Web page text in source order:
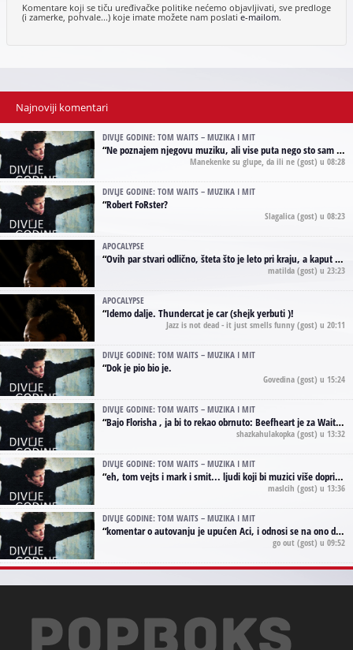
Komentare koji se tiču uređivačke politike nećemo objavljivati, sve predloge
(i zamerke, pohvale...) koje imate možete nam poslatie-mailom.
Najnoviji komentari
DIVLJE GODINE: TOM WAITS – MUZIKA I MIT
“Ne poznajem njegovu muziku, ali vise puta nego sto sam to zazeleo gledao sam njegove umjetnicke slike na raznim stranama interneta. Te stoga zakljucujem da je Tom Waits Lady Gaga muzike namrstenih, ma
Manekenke su glupe, da ili ne (gost) u 08:28
DIVLJE GODINE: TOM WAITS – MUZIKA I MIT
“Robert FoRster?
Slagalica (gost) u 08:23
APOCALYPSE
“Ovih par stvari odlično, šteta što je leto pri kraju, a kaput koji te vervoatno podseća na pirotski ćilim je iz tradicije Navaho indijanaca ;)
matilda (gost) u 23:23
APOCALYPSE
“Idemo dalje. Thundercat je car (shejk yerbuti )!
Jazz is not dead - it just smells funny (gost) u 20:11
DIVLJE GODINE: TOM WAITS – MUZIKA I MIT
“Dok je pio bio je.
Govedina (gost) u 15:24
DIVLJE GODINE: TOM WAITS – MUZIKA I MIT
“Bajo Florisha , ja bi to rekao obrnuto: Beefheart je za Waitsa, isto sto i Hendrix za Lenny Kravitza
shazkahulakopka (gost) u 13:32
DIVLJE GODINE: TOM WAITS – MUZIKA I MIT
“eh, tom vejts i mark i smit... ljudi koji bi muzici više doprineli da su radili kao vozači tramvaja u gsp-u.
maslcih (gost) u 13:36
DIVLJE GODINE: TOM WAITS – MUZIKA I MIT
“komentar o autovanju je upućen Aci, i odnosi se na ono drugo autovanje...'senzualnost Waitsa' ;)
go out (gost) u 09:52